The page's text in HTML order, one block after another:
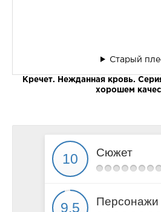
Старый
Кречет. Нежданная кровь.
хорошем
Сюжет
Персонажи